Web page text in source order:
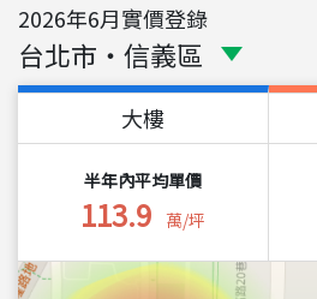
2026年6月實價登錄
台北市 ・ 信義區
大樓
半年內平均單價
113.9 萬/坪